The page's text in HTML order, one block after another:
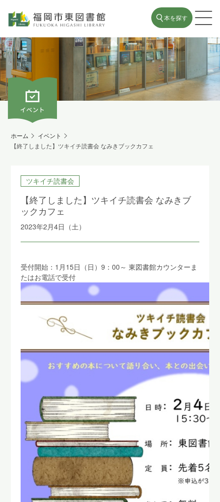
本を探す
ホーム
イベント
【終了しました】ツキイチ読書会 なみきブックカフェ
ツキイチ読書会
【終了しました】ツキイチ読書会 なみきブ
ックカフェ
2023年2月4日（土）
受付開始：1月15日（日）9：00～ 東図書館カウンターま
たはお電話で受付